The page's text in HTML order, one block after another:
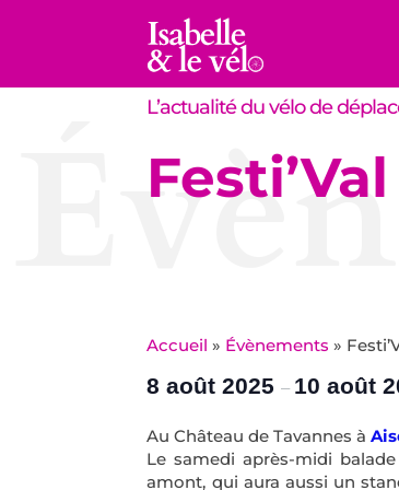
L’actualité du vélo de
Accueil » Évènements »
8 août 2025– 10 août
Au Château de Tavannes à
Le samedi après-midi
amont, qui aura aussi un